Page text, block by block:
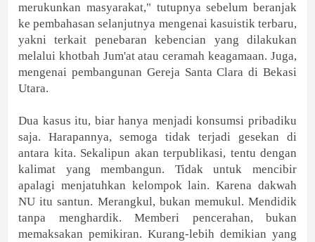
merukunkan masyarakat," tutupnya sebelum beranjak
ke pembahasan selanjutnya mengenai kasuistik terbaru,
yakni terkait penebaran kebencian yang dilakukan
melalui khotbah Jum'at atau ceramah keagamaan. Juga,
mengenai pembangunan Gereja Santa Clara di Bekasi
Utara.
Dua kasus itu, biar hanya menjadi konsumsi pribadiku
saja. Harapannya, semoga tidak terjadi gesekan di
antara kita. Sekalipun akan terpublikasi, tentu dengan
kalimat yang membangun. Tidak untuk mencibir
apalagi menjatuhkan kelompok lain. Karena dakwah
NU itu santun. Merangkul, bukan memukul. Mendidik
tanpa menghardik. Memberi pencerahan, bukan
memaksakan pemikiran. Kurang-lebih demikian yang